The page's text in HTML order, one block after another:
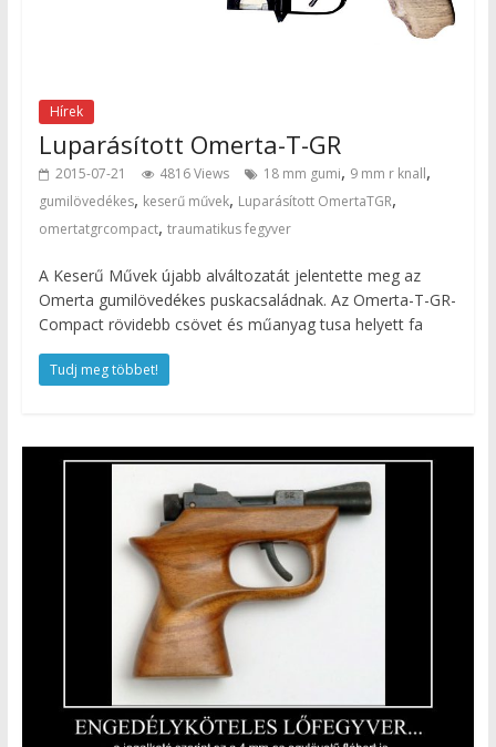
Hírek
Luparásított Omerta-T-GR
2015-07-21 4816 Views 18 mm gumi, 9 mm r knall,
gumilövedékes, keserű művek, Luparásított OmertaTGR,
omertatgrcompact, traumatikus fegyver
A Keserű Művek újabb alváltozatát jelentette meg az
Omerta gumilövedékes puskacsaládnak. Az Omerta-T-GR-
Compact rövidebb csövet és műanyag tusa helyett fa
Tudj meg többet!